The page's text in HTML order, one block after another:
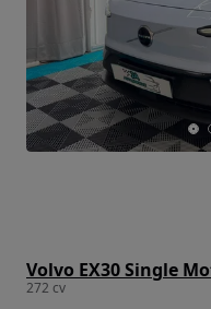
Volvo EX30 Single
272 cv